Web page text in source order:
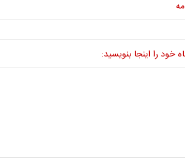
خود را اینجا بنویسید: